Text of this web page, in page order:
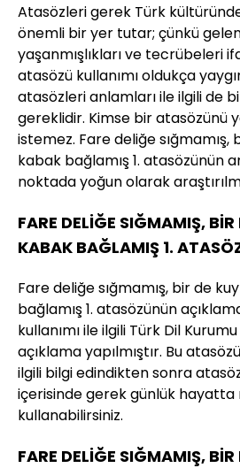
Atasözleri gerek Türk
önemli bir yer tutar; çünkü
yaşanmışlıkları ve tecrübeleri
atasözü kullanımı oldukça
atasözleri anlamları ile ilgili de
gereklidir. Kimse bir atasözünü
istemez. Fare deliğe sığmamış,
kabak bağlamış 1. atasözünün
noktada yoğun olarak
FARE DELİĞE SIĞMAMIŞ,
KABAK BAĞLAMIŞ 1.
Fare deliğe sığmamış, bir de
bağlamış 1. atasözünün
kullanımı ile ilgili Türk Dil
açıklama yapılmıştır. Bu
ilgili bilgi edindikten sonra
içerisinde gerek günlük hayatta
kullanabilirsiniz.
FARE DELİĞE SIĞMAMIŞ,